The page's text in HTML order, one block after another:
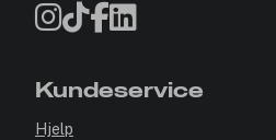
Kundeservice
Hjelp